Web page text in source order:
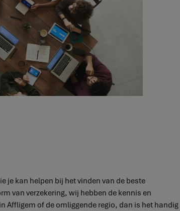
je kan helpen bij het vinden van de beste
van verzekering, wij hebben de kennis en
Affligem of de omliggende regio, dan is het handig